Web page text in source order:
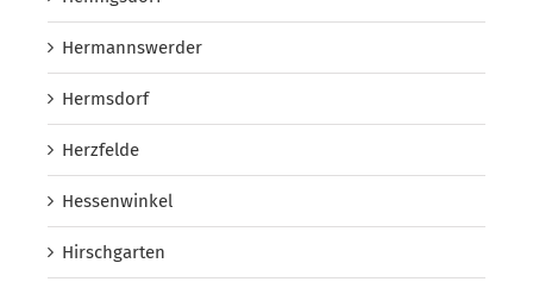
Hermannswerder
Hermsdorf
Herzfelde
Hessenwinkel
Hirschgarten